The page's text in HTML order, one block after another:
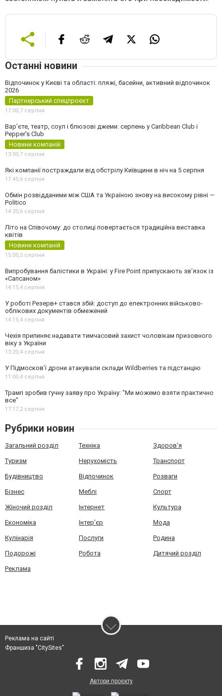
Останні новини
Відпочинок у Києві та області: пляжі, басейни, активний відпочинок
2026
Партнерський спецпроєкт
17:00,7 серпня
Вар’єте, театр, соул і блюзові джеми: серпень у Caribbean Club і
Pepper's Club
Новини компаній
13:00,7 серпня
Які компанії постраждали від обстрілу Київщини в ніч на 5 серпня
17:45,6 серпня
Обмін розвідданими між США та Україною знову на високому рівні —
Politico
14:20,6 серпня
Літо на Співочому: до столиці повертається традиційна виставка
квітів
Новини компаній
15:00,5 серпня
Випробування балістики в Україні: у Fire Point припускають зв’язок із
«Сапсаном»
14:15,4 серпня
У роботі Резерв+ стався збій: доступ до електронних військово-
облікових документів обмежений
14:15,4 серпня
Чехія припиняє надавати тимчасовий захист чоловікам призовного
віку з України
13:20,4 серпня
У Підмосков’ї дрони атакували склади Wildberries та підстанцію
11:00,4 серпня
Трамп зробив гучну заяву про Україну: "Ми можемо взяти практично
все"
17:17,2 серпня
Рубрики новин
Загальний розділ Техніка Здоров'я
Туризм Нерухомість Транспорт
Будівництво Відпочинок Розваги
Бізнес Меблі Спорт
Жіночий розділ Інтернет Культура
Економіка Інтер'єр Мода
Кулінарія Послуги Родина
Подорожі Робота Дитячий розділ
Реклама
Реклама на сайті
Франшиза "CitySites"
Автори проєкту